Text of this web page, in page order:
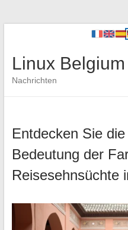
Linux Belgium
Nachrichten
Entdecken Sie
Bedeutung der
Reisesehnsüchte